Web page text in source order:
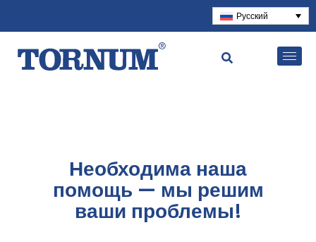
Русский
Необходима наша
помощь — мы решим
ваши проблемы!